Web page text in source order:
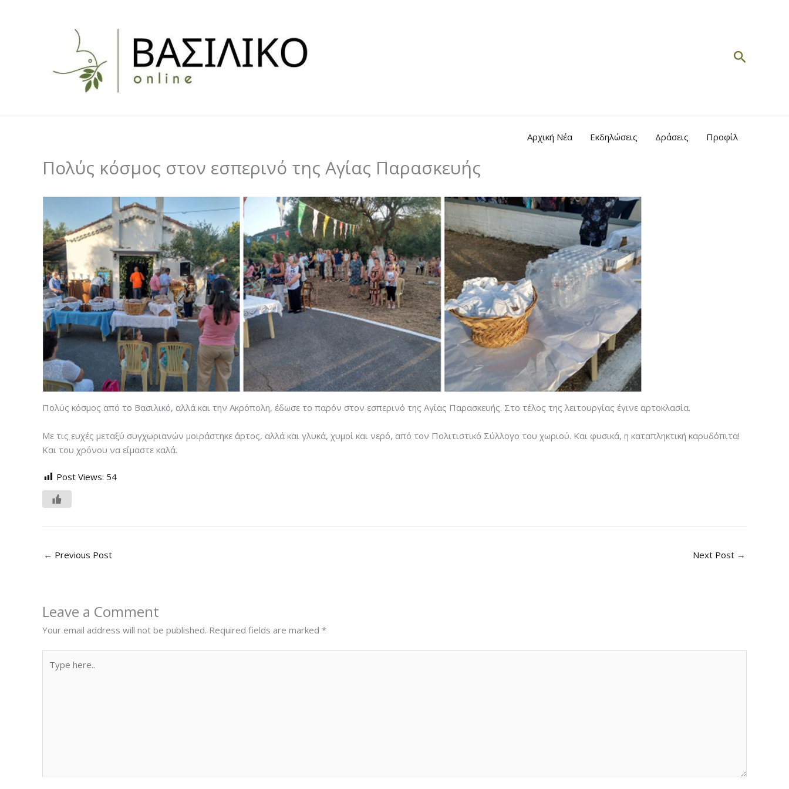
Search
Αρχική Νέα Εκδηλώσεις Δράσεις Προφίλ
Πολύς κόσμος στον εσπερινό της Αγίας Παρασκευής
Πολύς κόσμος από το Βασιλικό, αλλά και την Ακρόπολη, έδωσε το παρόν στον εσπερινό της Αγίας Παρασκευής. Στο τέλος της λειτουργίας έγινε αρτοκλασία.
Με τις ευχές μεταξύ συγχωριανών μοιράστηκε άρτος, αλλά και γλυκά, χυμοί και νερό, από τον Πολιτιστικό Σύλλογο του χωριού. Και φυσικά, η καταπληκτική καρυδόπιτα!
Και του χρόνου να είμαστε καλά.
Post Views: 54
← Previous Post Next Post →
Leave a Comment
Your email address will not be published. Required fields are marked *
here..